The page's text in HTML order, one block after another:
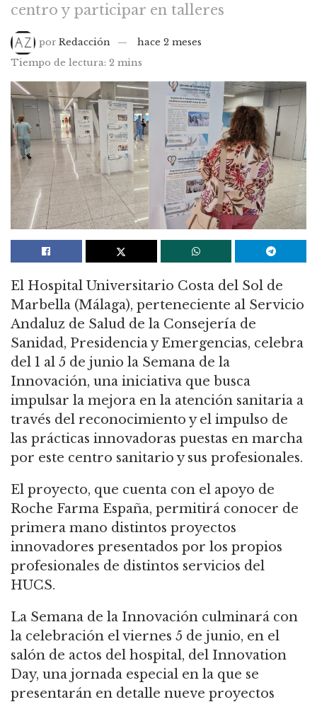
centro y participar en talleres
por Redacción
hace 2 meses
Tiempo de lectura: 2 mins
El Hospital Universitario Costa del Sol de
Marbella (Málaga), perteneciente al Servicio
Andaluz de Salud de la Consejería de
Sanidad, Presidencia y Emergencias, celebra
del 1 al 5 de junio la Semana de la
Innovación, una iniciativa que busca
impulsar la mejora en la atención sanitaria a
través del reconocimiento y el impulso de
las prácticas innovadoras puestas en marcha
por este centro sanitario y sus profesionales.
El proyecto, que cuenta con el apoyo de
Roche Farma España, permitirá conocer de
primera mano distintos proyectos
innovadores presentados por los propios
profesionales de distintos servicios del
HUCS.
La Semana de la Innovación culminará con
la celebración el viernes 5 de junio, en el
salón de actos del hospital, del Innovation
Day, una jornada especial en la que se
presentarán en detalle nueve proyectos